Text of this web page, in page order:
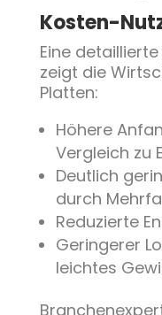
Kosten-
Eine
zeigt die
Platten:
Höhere
Vergleich zu
Deutlich
durch
Reduzierte
Geringerer
leichtes